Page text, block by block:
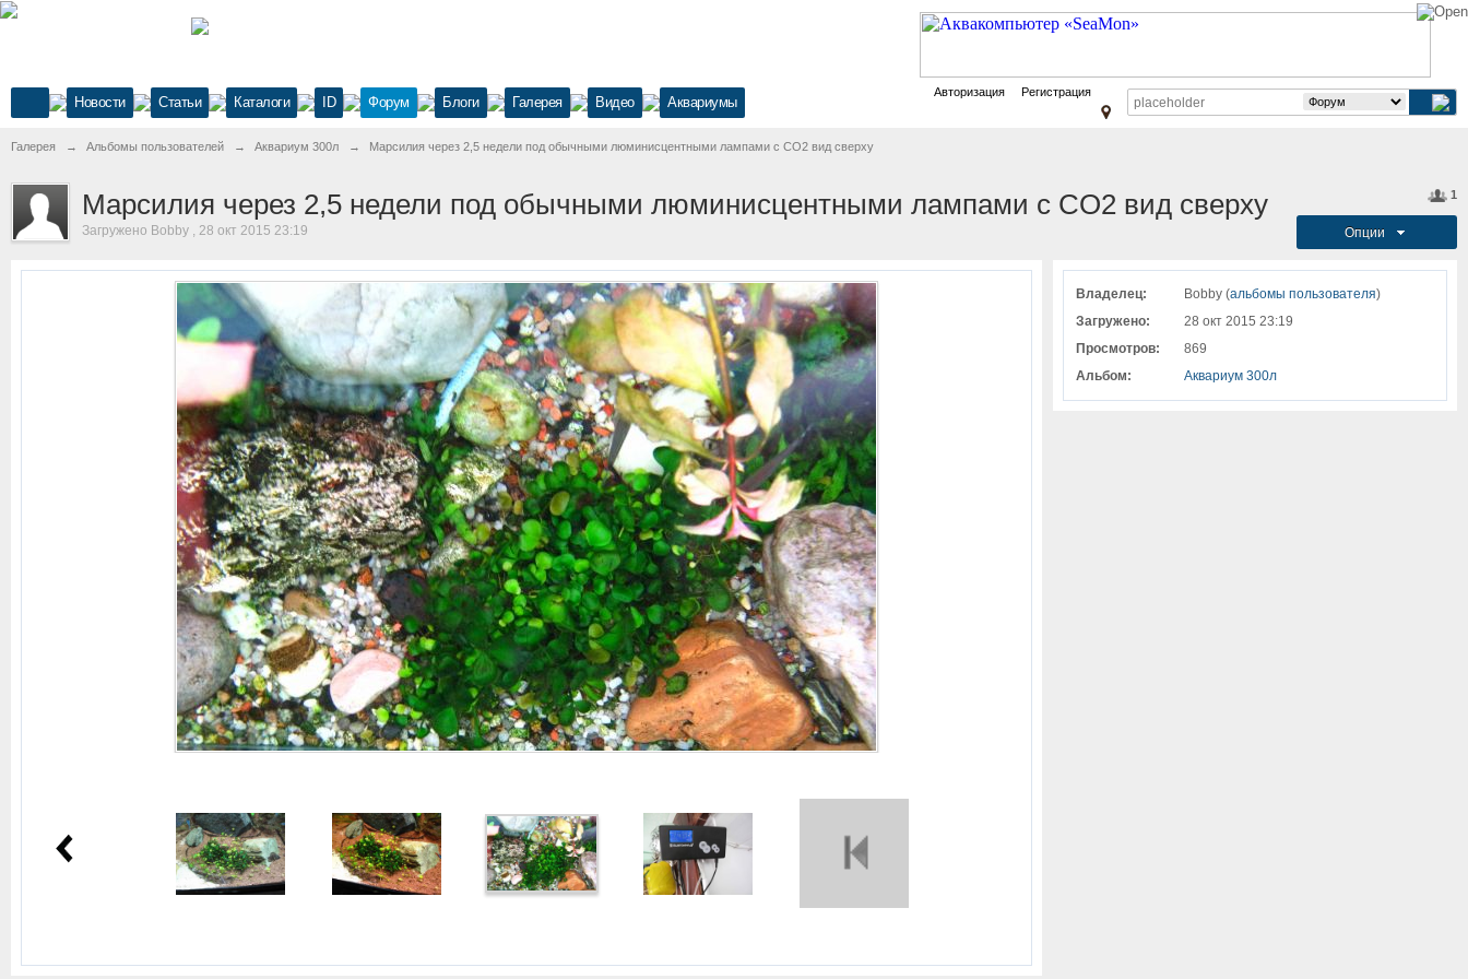
Новости Статьи Каталоги ID Форум Блоги Галерея Видео Аквариумы
Авторизация Регистрация
Галерея → Альбомы пользователей → Аквариум 300л → Марсилия через 2,5 недели под обычными люминисцентными лампами с CO2 вид сверху
1
Опции
Марсилия через 2,5 недели под обычными люминисцентными лампами с CO2 вид сверху
Загружено Bobby , 28 окт 2015 23:19
Владелец: Bobby (альбомы пользователя)
Загружено:
28 окт 2015 23:19
Просмотров:
869
Альбом:
Аквариум 300л